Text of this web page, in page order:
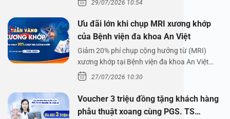
29/07/2026 10:54
Ưu đãi lớn khi chụp MRI xương khớp
của Bệnh viện đa khoa An Việt
Giảm 20% phí chụp cộng hưởng từ (MRI)
xương khớp tại Bệnh viện đa khoa An Việt
Bệnh viện đa…
27/07/2026 10:30
Voucher 3 triệu đồng tặng khách hàng
phẫu thuật xoang cùng PGS. TS